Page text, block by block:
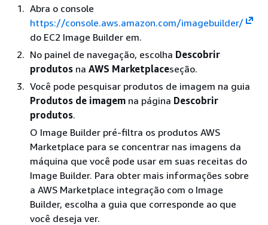
Abra o console
https://console.aws.amazon.com/imagebuilder/
do EC2 Image Builder em.
No painel de navegação, escolha Descobrir
produtos na AWS Marketplaceseção.
Você pode pesquisar produtos de imagem na guia
Produtos de imagem na página Descobrir
produtos.
O Image Builder pré-filtra os produtos AWS
Marketplace para se concentrar nas imagens da
máquina que você pode usar em suas receitas do
Image Builder. Para obter mais informações sobre
a AWS Marketplace integração com o Image
Builder, escolha a guia que corresponde ao que
você deseja ver.